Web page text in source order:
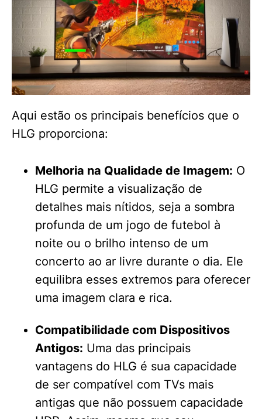
Aqui estão os principais benefícios que o
HLG proporciona:
Melhoria na Qualidade de Imagem: O
HLG permite a visualização de
detalhes mais nítidos, seja a sombra
profunda de um jogo de futebol à
noite ou o brilho intenso de um
concerto ao ar livre durante o dia. Ele
equilibra esses extremos para oferecer
uma imagem clara e rica.
Compatibilidade com Dispositivos
Antigos: Uma das principais
vantagens do HLG é sua capacidade
de ser compatível com TVs mais
antigas que não possuem capacidade